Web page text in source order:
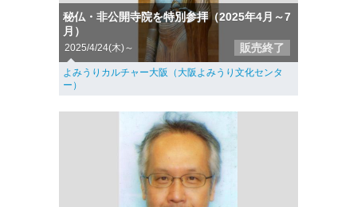
秘仏・非公開寺院を特別参拝（2025年4月～7
月）
2025/4/24(木)～ 販売終了
よみうりカルチャー大阪（大阪よみうり文化センタ
ー）